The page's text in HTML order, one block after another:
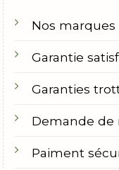
Nos marques
Garantie
Garanties
Demande de
Paiment